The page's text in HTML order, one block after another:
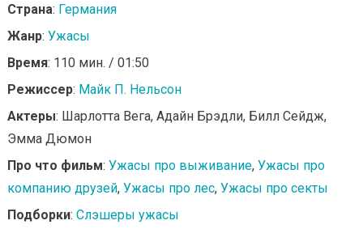
Страна: Германия
Жанр: Ужасы
Время: 110 мин. / 01:50
Режиссер: Майк П. Нельсон
Актеры: Шарлотта Вега, Адайн Брэдли, Билл Сейдж,
Эмма Дюмон
Про что фильм: Ужасы про выживание, Ужасы про
компанию друзей, Ужасы про лес, Ужасы про секты
Подборки: Слэшеры ужасы